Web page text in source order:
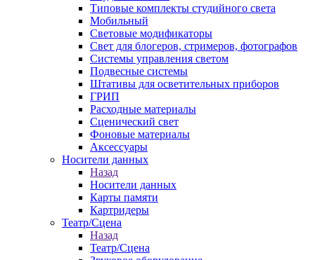
Типовые комплекты студийного света
Мобильный
Световые модификаторы
Свет для блогеров, стримеров, фотографов
Системы управления светом
Подвесные системы
Штативы для осветительных приборов
ГРИП
Расходные материалы
Сценический свет
Фоновые материалы
Аксессуары
Носители данных
Назад
Носители данных
Карты памяти
Картридеры
Театр/Сцена
Назад
Театр/Сцена